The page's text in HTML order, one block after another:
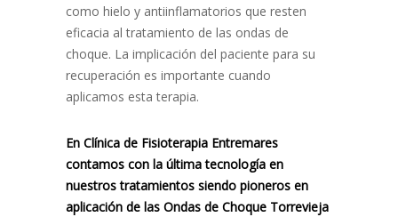
como hielo y antiinflamatorios que resten
eficacia al tratamiento de las ondas de
choque. La implicación del paciente para su
recuperación es importante cuando
aplicamos esta terapia.
En Clínica de Fisioterapia Entremares
contamos con la última tecnología en
nuestros tratamientos siendo pioneros en
aplicación de las Ondas de Choque Torrevieja